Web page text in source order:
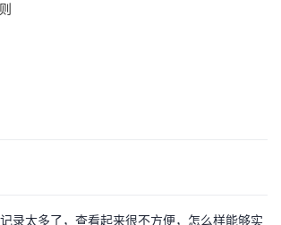
录太多了，查看起来很不方便，怎么样能够实